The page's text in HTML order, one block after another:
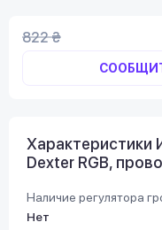
822 ₴
Характеристики
Dexter RGB,
Наличие регулятора
Нет